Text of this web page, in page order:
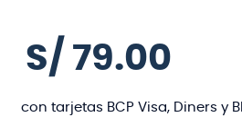
S/ 79.00
con tarjetas BCP Visa, Diners y